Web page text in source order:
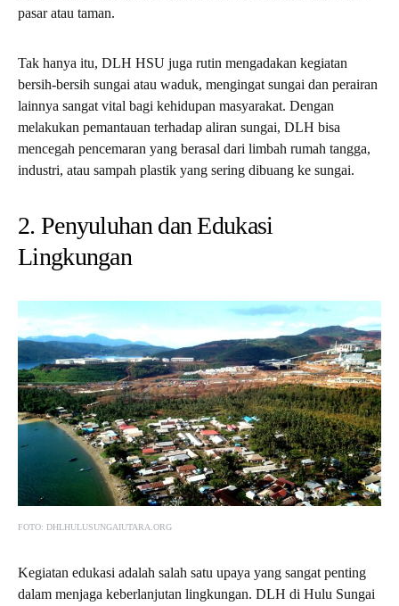
pasar atau taman.
Tak hanya itu, DLH HSU juga rutin mengadakan kegiatan
bersih-bersih sungai atau waduk, mengingat sungai dan perairan
lainnya sangat vital bagi kehidupan masyarakat. Dengan
melakukan pemantauan terhadap aliran sungai, DLH bisa
mencegah pencemaran yang berasal dari limbah rumah tangga,
industri, atau sampah plastik yang sering dibuang ke sungai.
2. Penyuluhan dan Edukasi
Lingkungan
FOTO: DHLHULUSUNGAIUTARA.ORG
Kegiatan edukasi adalah salah satu upaya yang sangat penting
dalam menjaga keberlanjutan lingkungan. DLH di Hulu Sungai